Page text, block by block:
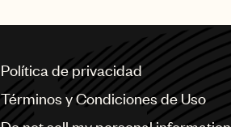
Política de privacidad
Términos y Condiciones de Uso